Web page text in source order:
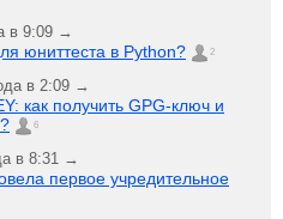
в 9:09 →
юниттеста в Python? 2
в 2:09 →
как получить GPG-ключ и
6
в 8:31 →
первое учредительное